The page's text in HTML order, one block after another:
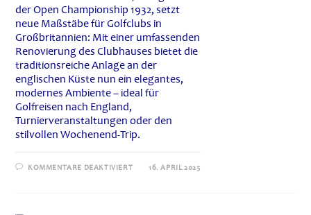
der Open Championship 1932, setzt
neue Maßstäbe für Golfclubs in
Großbritannien: Mit einer umfassenden
Renovierung des Clubhauses bietet die
traditionsreiche Anlage an der
englischen Küste nun ein elegantes,
modernes Ambiente – ideal für
Golfreisen nach England,
Turnierveranstaltungen oder den
stilvollen Wochenend-Trip.
KOMMENTARE DEAKTIVIERTFÜR16. APRIL 2025